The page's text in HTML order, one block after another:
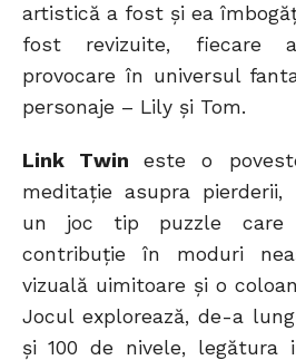
artistică a fost şi ea
fost revizuite, fiecare
provocare în universul
personaje – Lily și Tom.
Link Twineste o
meditație asupra
un joc tip puzzle care
contribuție în moduri
vizuală uimitoare și o
Jocul explorează, de-a
și 100 de nivele, legătura